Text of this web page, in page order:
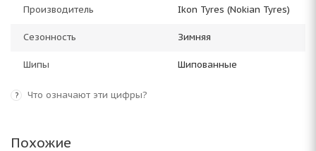
Производитель Ikon Tyres (Nokian Tyres)
Сезонность Зимняя
Шипы Шипованные
? Что означают эти цифры?
Похожие